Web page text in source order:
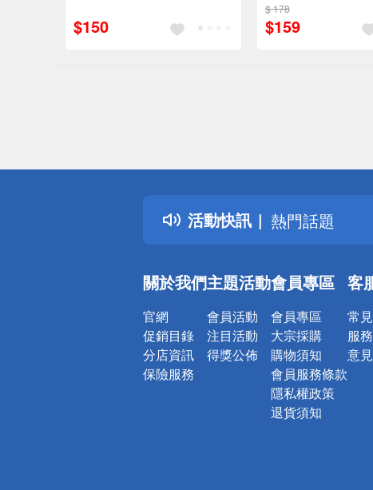
$150
$ 178
$159
活動快訊
詐騙網頁！請
得獎公告
熱門話題
銀行優惠
詐騙網頁！請
關於我們
官網
促銷目錄
分店資訊
保險服務
主題活動
會員活動
注目活動
得獎公佈
會員專區
會員專區
大宗採購
購物須知
會員服務條款
隱私權政策
退貨須知
客
常
服
意